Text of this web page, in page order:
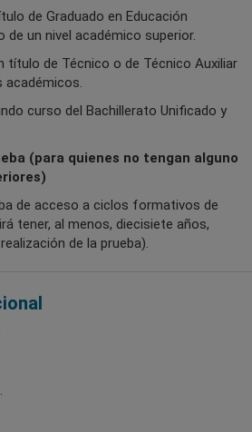
de Graduado en Educación
de un nivel académico superior.
título de Técnico o de Técnico Auxiliar
académicos.
curso del Bachillerato Unificado y
(para quienes no tengan alguno
de acceso a ciclos formativos de
tener, al menos, diecisiete años,
de la prueba).